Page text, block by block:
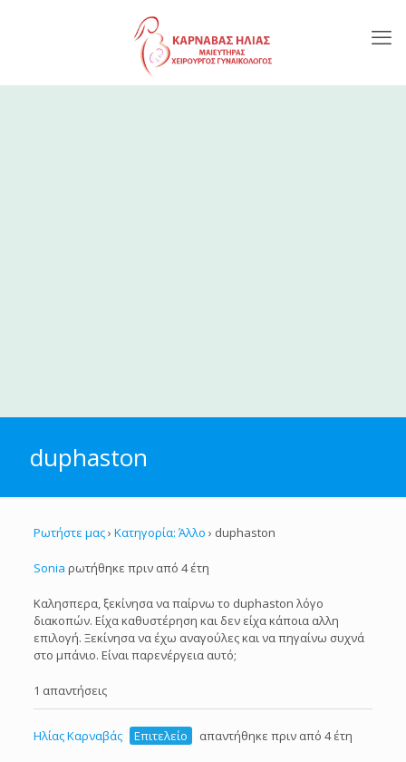
duphaston
Ρωτήστε μας› Κατηγορία: Άλλο › duphaston
Sonia ρωτήθηκε πριν από 4 έτη
Καλησπερα, ξεκίνησα να παίρνω το duphaston λόγο
διακοπών. Είχα καθυστέρηση και δεν είχα κάποια αλλη
επιλογή. Ξεκίνησα να έχω αναγούλες και να πηγαίνω συχνά
στο μπάνιο. Είναι παρενέργεια αυτό;
1 απαντήσεις
Ηλίας Καρναβάς Επιτελείο απαντήθηκε πριν από 4 έτη